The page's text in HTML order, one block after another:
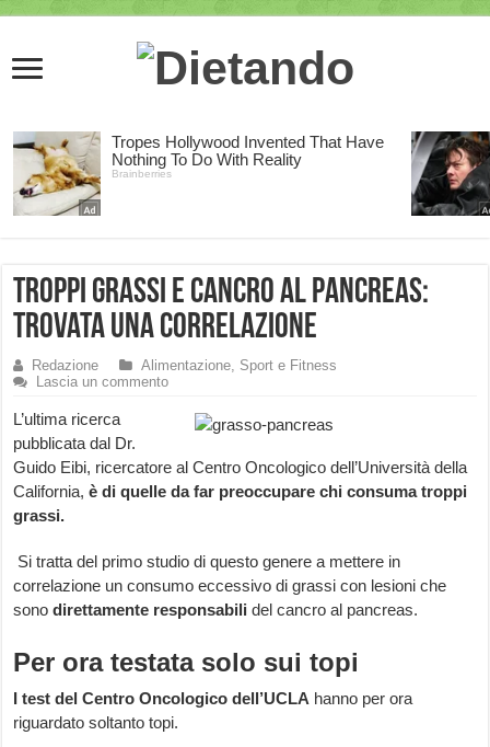
Troppi grassi e cancro al pancreas:
trovata una correlazione
Redazione
Alimentazione, Sport e Fitness
Lascia un commento
L’ultima ricerca
pubblicata dal Dr.
Guido Eibi, ricercatore al Centro Oncologico dell’Università della
California,è di quelle da far preoccupare chi consuma troppi
grassi.
Si tratta del primo studio di questo genere a mettere in
correlazione un consumo eccessivo di grassi con lesioni che
sonodirettamente responsabilidel cancro al pancreas.
Per ora testata solo sui topi
I test del Centro Oncologico dell’UCLA hanno per ora
riguardato soltanto topi.